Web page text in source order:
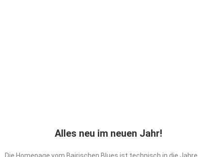
Alles neu im neuen Jahr!